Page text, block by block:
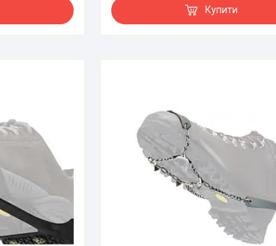
Купити